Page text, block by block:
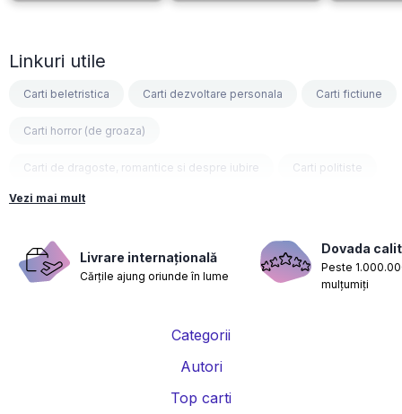
Linkuri utile
Carti beletristica Carti dezvoltare personala Carti fictiune
Carti horror (de groaza)
Carti de dragoste, romantice si despre iubire Carti politiste
Carti fantasy
Carti nutritie, sanatate si de slabit Carti diete
Carti despre sarcina si nastere Carti educatie financiara
Vezi mai mult
Livrare internațională
Cărțile ajung oriunde în lume
Dovada
Peste
mulțumiți
Categorii
Autori
Top carti